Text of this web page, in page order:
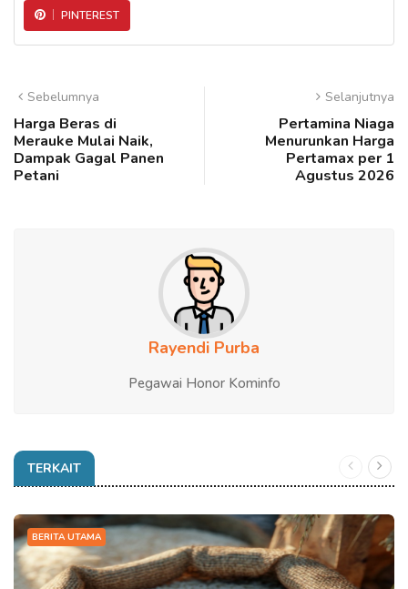
PINTEREST
Sebelumnya
Harga Beras di
Merauke Mulai Naik,
Dampak Gagal Panen
Petani
Selanjutnya
Pertamina Niaga
Menurunkan Harga
Pertamax per 1
Agustus 2026
Rayendi Purba
Pegawai Honor Kominfo
TERKAIT
BERITA UTAMA